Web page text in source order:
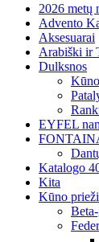
2026 metų
Advento
Aksesuarai
Arabiški ir
Dulksnos
EYFEL
Katalogo
Kita
Kūno